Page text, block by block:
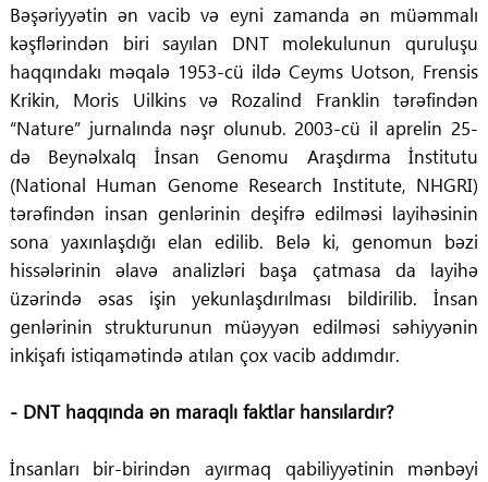
Bəşəriyyətin ən vacib və eyni zamanda ən müəmmalı
kəşflərindən biri sayılan DNT molekulunun quruluşu
haqqındakı məqalə 1953-cü ildə Ceyms Uotson, Frensis
Krikin, Moris Uilkins və Rozalind Franklin tərəfindən
“Nature” jurnalında nəşr olunub. 2003-cü il aprelin 25-
də Beynəlxalq İnsan Genomu Araşdırma İnstitutu
(National Human Genome Research Institute, NHGRI)
tərəfindən insan genlərinin deşifrə edilməsi layihəsinin
sona yaxınlaşdığı elan edilib. Belə ki, genomun bəzi
hissələrinin əlavə analizləri başa çatmasa da layihə
üzərində əsas işin yekunlaşdırılması bildirilib. İnsan
genlərinin strukturunun müəyyən edilməsi səhiyyənin
inkişafı istiqamətində atılan çox vacib addımdır.
- DNT haqqında ən maraqlı faktlar hansılardır?
İnsanları bir-birindən ayırmaq qabiliyyətinin mənbəyi